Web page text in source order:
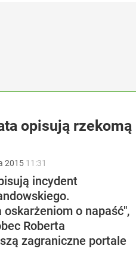
opisują rzekomą
2015 11:31
incydent
o napaść",
Roberta
zagraniczne portale